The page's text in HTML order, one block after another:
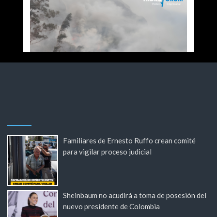
Familiares de Ernesto Ruffo crean comité
para vigilar proceso judicial
Sheinbaum no acudirá a toma de posesión del
nuevo presidente de Colombia